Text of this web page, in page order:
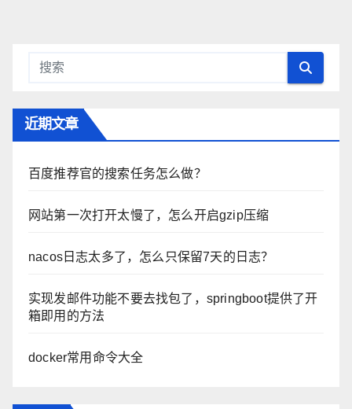
近期文章
百度推荐官的搜索任务怎么做？
网站第一次打开太慢了，怎么开启gzip压缩
nacos日志太多了，怎么只保留7天的日志？
实现发邮件功能不要去找包了，springboot提供了开
箱即用的方法
docker常用命令大全